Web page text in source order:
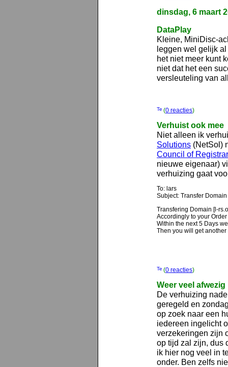
dinsdag, 6 maart
DataPlay
Kleine, MiniDisc-
leggen wel gelijk
het niet meer kunt
niet dat het een
versleuteling van
(0 reacties)
Verhuist ook mee
Niet alleen ik
Solutions (NetSol)
Council of
nieuwe eigenaar)
verhuizing gaat
To: lars
Subject: Transfer
Transfering Domain [l-
Accordingly to your
Within the next 5 Days
Then you will get another
(0 reacties)
Weer veel afwezig
De verhuizing
geregeld en
op zoek naar een
iedereen ingelicht
verzekeringen zijn
op tijd zal zijn, dus
ik hier nog veel in
onder. Ben zelfs